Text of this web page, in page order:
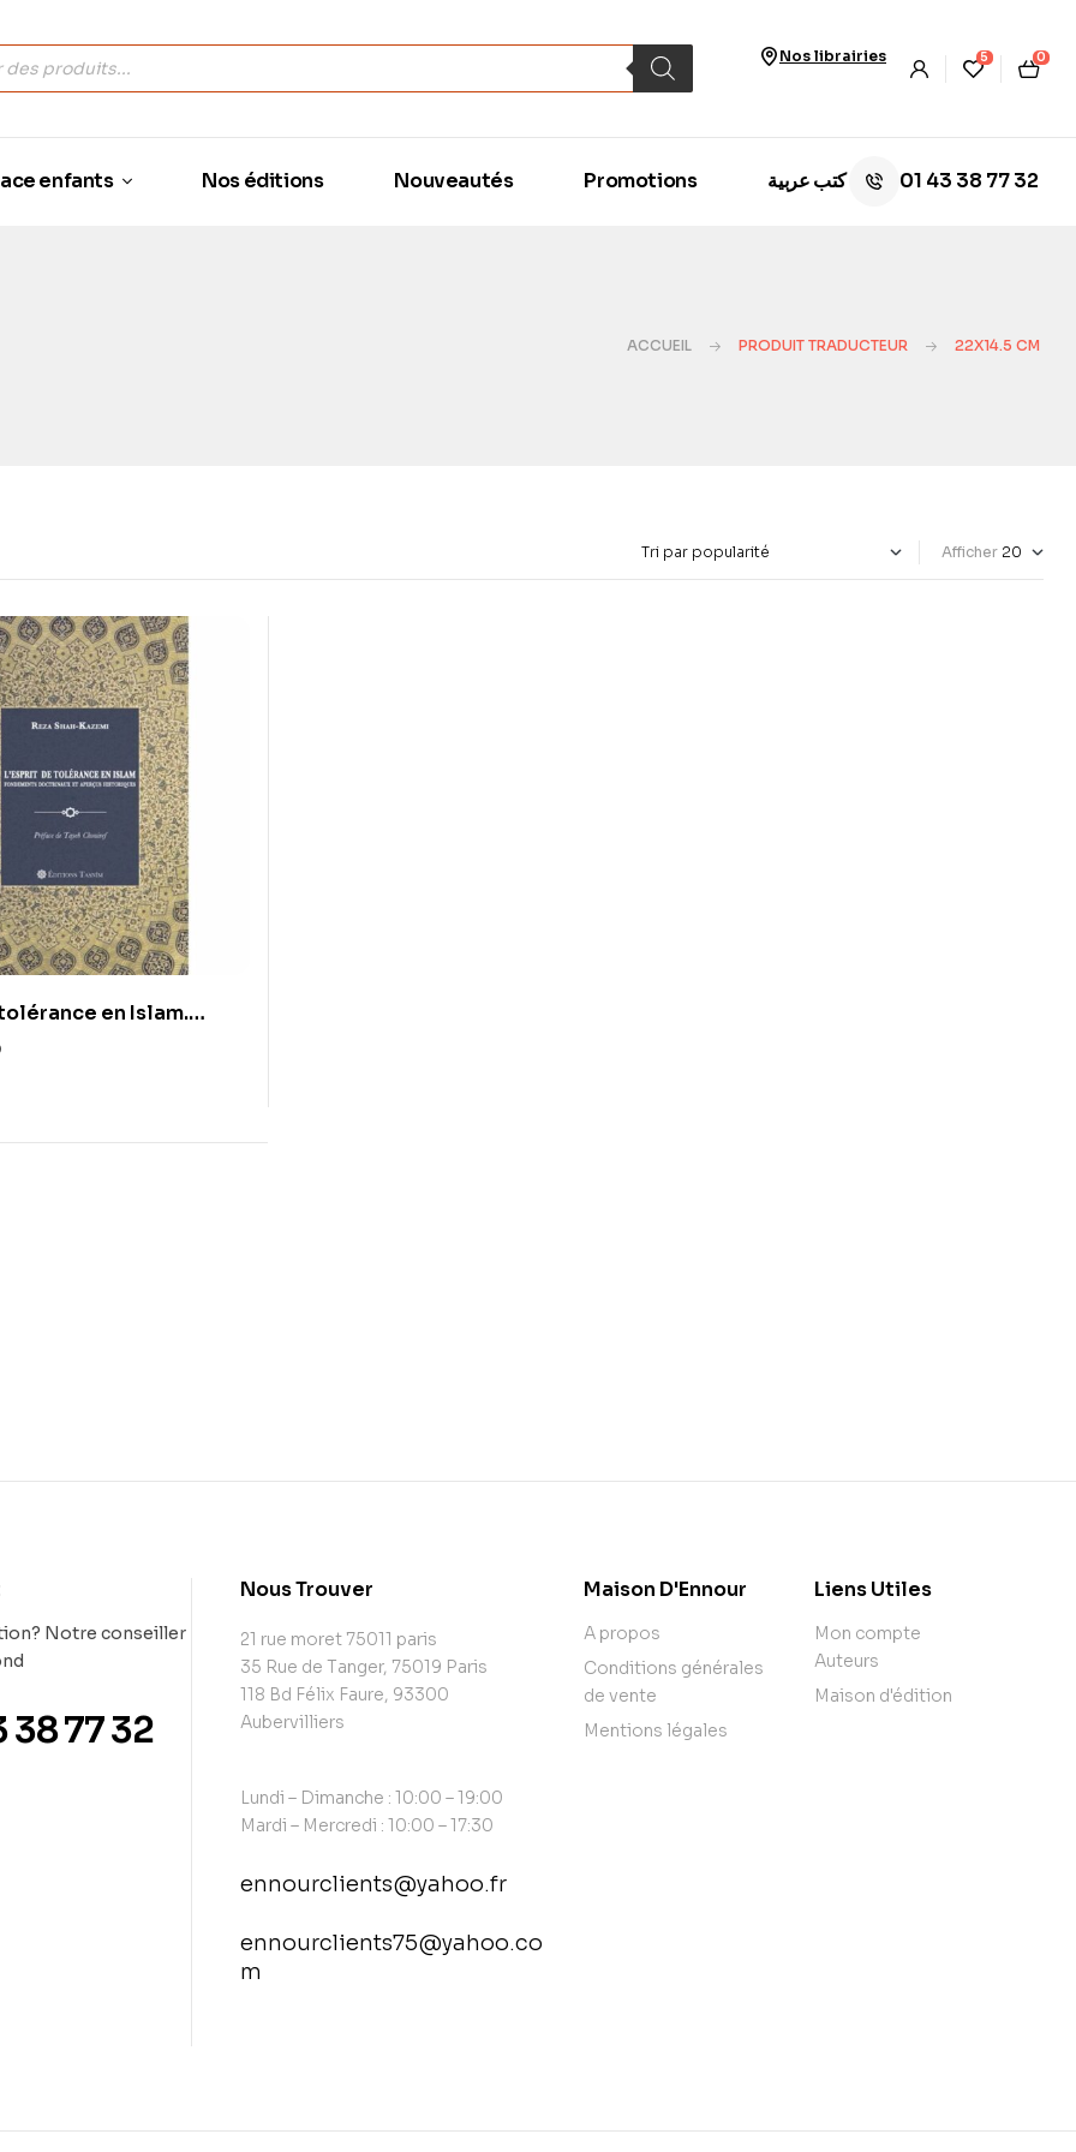
Nos librairies 5 0
enfants Nos éditions Nouveautés Promotions كتب عربية 01 43 38 77 32
ACCUEIL PRODUIT TRADUCTEUR 22X14.5 CM
Afficher
tolérance en Islam.
doctrinaux et aperçus
Notre conseiller
38 77 32
Nous Trouver
21 rue moret 75011 paris
35 Rue de Tanger, 75019 Paris
118 Bd Félix Faure, 93300
Aubervilliers
Lundi – Dimanche : 10:00 – 19:00
Mardi – Mercredi : 10:00 – 17:30
ennourclients@yahoo.fr
ennourclients75@yahoo.co
m
Maison D'Ennour
A propos
Conditions générales
de vente
Mentions légales
Liens Utiles
Mon compte
Auteurs
Maison d'édition